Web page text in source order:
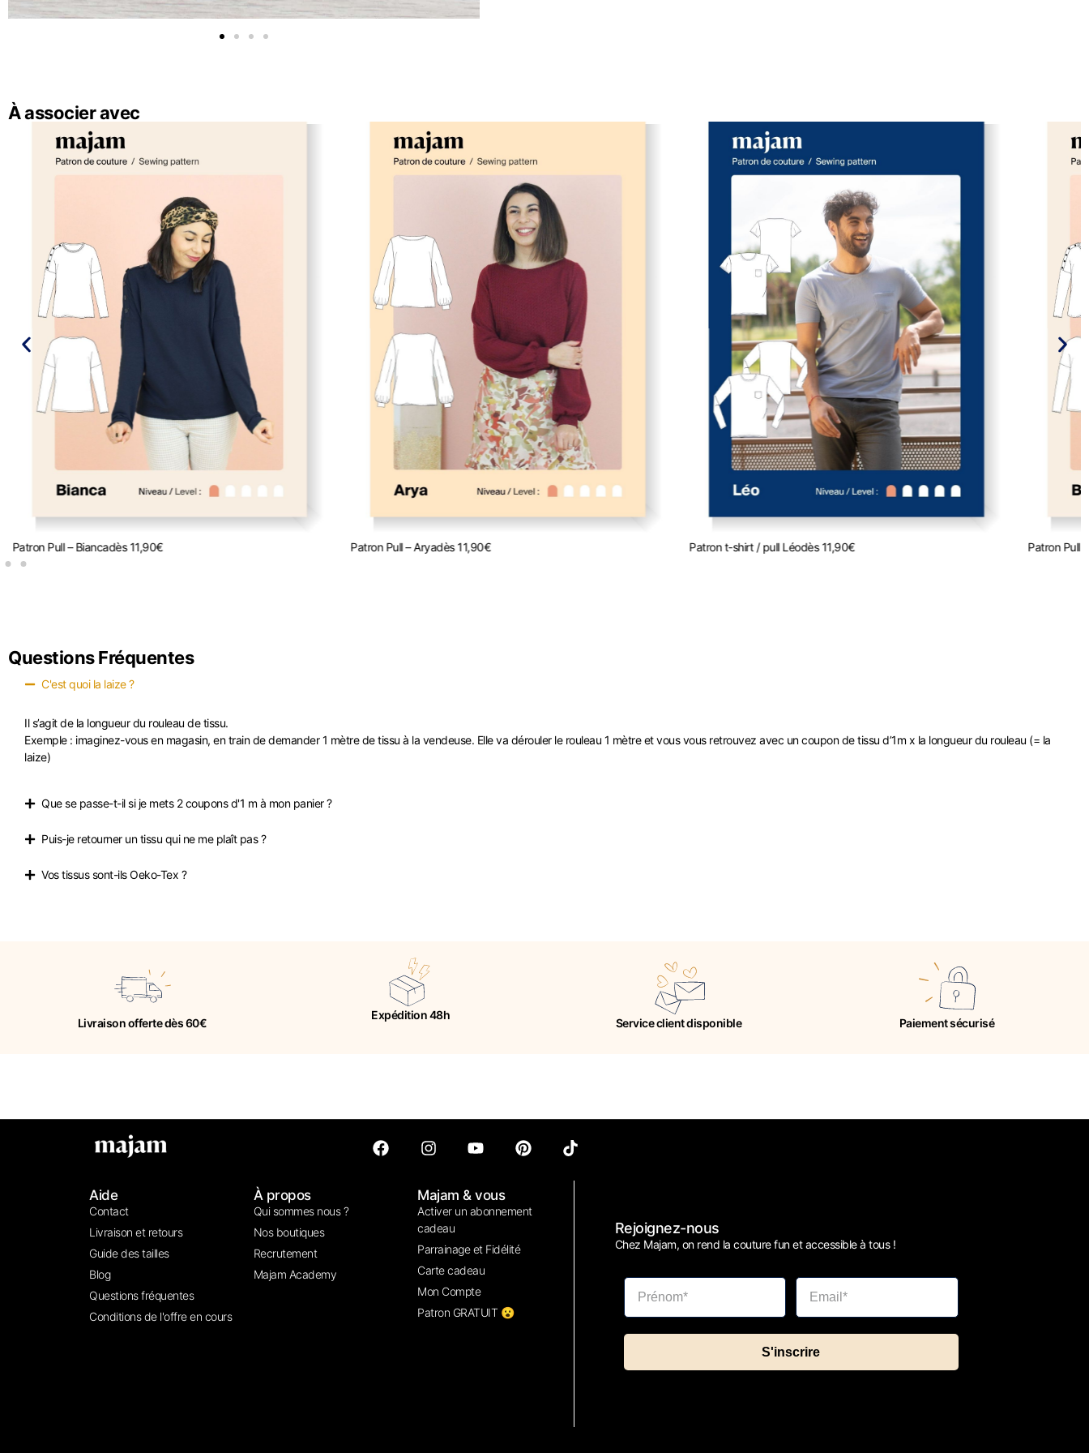
À associer avec
Patron Pull – Biancadès11,90€ Patron Pull – Aryadès11,90€ Patron t-shirt / pull Léodès11,90€ Patron Pull
Questions Fréquentes
C'est quoi la laize ?
Il s’agit de la longueur du rouleau de tissu.
Exemple : imaginez-vous en magasin, en train de demander 1 mètre de tissu à la vendeuse. Elle va dérouler le rouleau 1 mètre et vous vous retrouvez avec un coupon de tissu d’1m x la longueur du rouleau (= la
laize)
Que se passe-t-il si je mets 2 coupons d'1 m à mon panier ?
Puis-je retourner un tissu qui ne me plaît pas ?
Vos tissus sont-ils Oeko-Tex ?
Livraison offerte dès 60€
Expédition 48h
Service client disponible Paiement sécurisé
Aide
Contact
Livraison et retours
Guide des tailles
Blog
Questions fréquentes
Conditions de l'offre en cours
À propos
Qui sommes nous ?
Nos boutiques
Recrutement
Majam Academy
Majam & vous
Activer un abonnement
cadeau
Parrainage et Fidélité
Carte cadeau
Mon Compte
Patron GRATUIT 😮
Rejoignez-nous
Chez Majam, on rend la couture fun et accessible à tous !
S'inscrire